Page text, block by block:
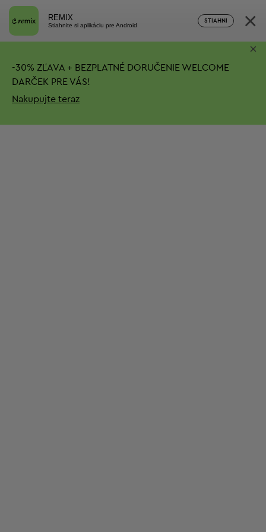
REMIX
Stiahnite si aplikáciu pre Android
STIAHNI ×
-30% ZĽAVA + BEZPLATNÉ DORUČENIE WELCOME
DARČEK PRE VÁS!
Nakupujte teraz
×